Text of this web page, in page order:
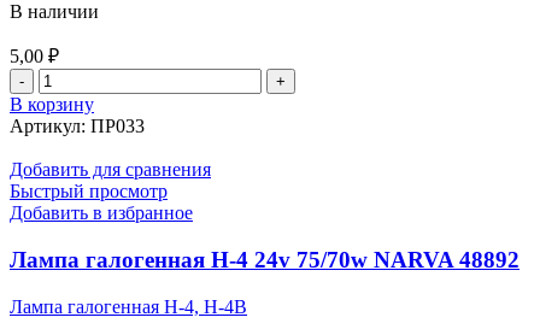
В наличии
5,00 ₽
Количество
товара
Предохранитель
флажковый
(mini)
15
А
В корзину
Артикул: ПР033
Добавить для сравнения
Быстрый просмотр
Добавить в избранное
Лампа галогенная Н-4 24v 75/70w NARVA 48892
Лампа галогенная Н-4, H-4B